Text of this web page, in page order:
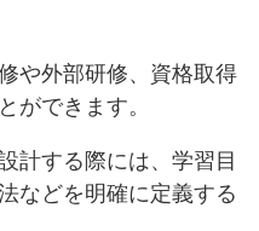
や外部研修、資格取得
ができます。
計する際には、学習目
などを明確に定義する